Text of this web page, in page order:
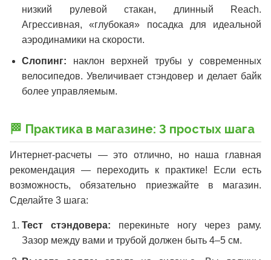
низкий рулевой стакан, длинный Reach.
Агрессивная, «глубокая» посадка для идеальной
аэродинамики на скорости.
Слопинг: наклон верхней трубы у современных
велосипедов. Увеличивает стэндовер и делает байк
более управляемым.
🏁 Практика в магазине: 3 простых шага
Интернет-расчеты — это отлично, но наша главная
рекомендация — переходить к практике! Если есть
возможность, обязательно приезжайте в магазин.
Сделайте 3 шага:
Тест стэндовера: перекиньте ногу через раму.
Зазор между вами и трубой должен быть 4–5 см.